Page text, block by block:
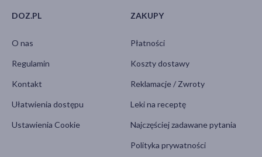
DOZ.PL
O nas
Regulamin
Kontakt
Ułatwienia dostępu
Ustawienia Cookie
ZAKUPY
Płatności
Koszty dostawy
Reklamacje / Zwroty
Leki na receptę
Najczęściej zadawane pytania
Polityka prywatności